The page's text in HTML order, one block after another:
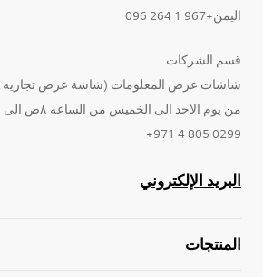
اليمن+967 1 264 096
قسم الشركات
شاشات عرض المعلومات (شاشة عرض تجاريه و
من يوم الاحد الى الخميس من الساعه ٨ص الى ٥م
0299 805 4 971+
البريد الإلكتروني
المنتجات